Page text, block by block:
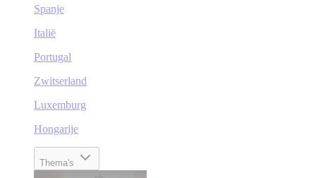
Spanje
Italië
Portugal
Zwitserland
Luxemburg
Hongarije
Thema's